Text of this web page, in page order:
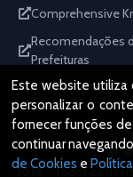
Comprehensive
Recomendações
Prefeituras
2026 - Todos os
Este website utiliza
personalizar o
fornecer funções
continuar
de Cookies e